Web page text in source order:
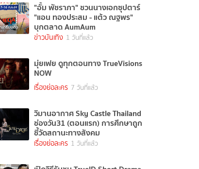
"อั้ม พัชราภา" ชวนนางเอกซุปตาร์
"แอน ทองประสม - แต้ว ณฐพร"
บุกตลาด AumAum
ข่าวบันเทิง 1 วันที่แล้ว
มุ่ยเฟย ดูทุกตอนทาง TrueVisions
NOW
เรื่องย่อละคร 7 วันที่แล้ว
วิมานอากาศ Sky Castle Thailand
ช่องวัน31 (ตอนแรก) การศึกษาถูก
ชี้วัดสถานะทางสังคม
เรื่องย่อละคร 1 วันที่แล้ว